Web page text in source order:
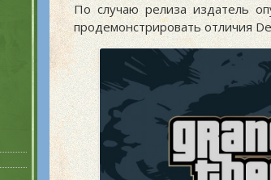
По случаю релиза издатель
продемонстрировать отличия